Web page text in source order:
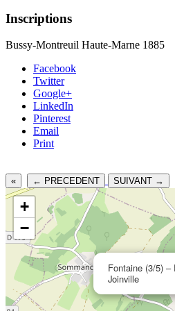
Inscriptions
Bussy-Montreuil Haute-Marne 1885
Facebook
Twitter
Google+
LinkedIn
Pinterest
Email
Print
« ← PRECEDENT SUIVANT →
Fontaine (3/5) –
Joinville
+
−